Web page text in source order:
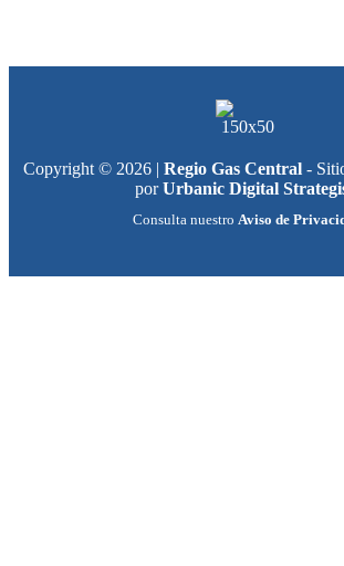
Copyright © 2026 | Regio Gas Central -
porUrbanic Digital
Consulta nuestro Aviso de